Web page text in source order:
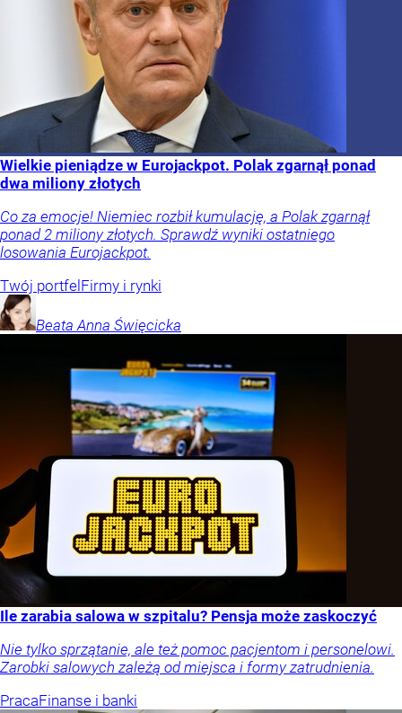
Wielkie pieniądze w Eurojackpot. Polak zgarnął ponad
dwa miliony złotych
Co za emocje! Niemiec rozbił kumulację, a Polak zgarnął
ponad 2 miliony złotych. Sprawdź wyniki ostatniego
losowania Eurojackpot.
Twój portfelFirmy i rynki
Beata Anna Święcicka
Ile zarabia salowa w szpitalu? Pensja może zaskoczyć
Nie tylko sprzątanie, ale też pomoc pacjentom i personelowi.
Zarobki salowych zależą od miejsca i formy zatrudnienia.
PracaFinanse i banki